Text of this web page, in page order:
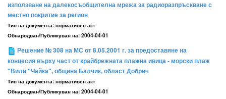
използване на далекосъобщителна мрежа за радиоразпръскване с
местно покритие за регион
Тип на документа: нормативен акт
Обнародван/Публикуван на: 2004-04-01
Решение № 308 на МС от 8.05.2001 г. за предоставяне на
концесия върху част от крайбрежната плажна ивица - морски плаж
"Вили "Чайка", община Балчик, област Добрич
Тип на документа: нормативен акт
Обнародван/Публикуван на: 2004-04-01